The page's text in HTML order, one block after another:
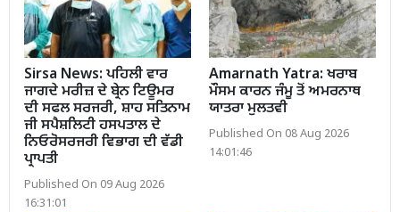
Sirsa News: ਪਹਿਲੀ ਵਾਰ
ਜਾਗਦੇ ਮਰੀਜ਼ ਦੇ ਬ੍ਰੇਨ ਟਿਊਮਰ
ਦੀ ਸਫਲ ਸਰਜਰੀ, ਸ਼ਾਹ ਸਤਿਨਾਮ
ਜੀ ਸਪੈਸ਼ਲਿਟੀ ਹਸਪਤਾਲ ਦੇ
ਨਿਓਰੋਸਰਜਰੀ ਵਿਭਾਗ ਦੀ ਵੱਡੀ
ਪ੍ਰਾਪਤੀ
Published On 09 Aug 2026
16:31:01
Amarnath Yatra: ਖਰਾਬ
ਮੌਸਮ ਕਾਰਨ ਜੰਮੂ ਤੋਂ ਅਮਰਨਾਥ
ਯਾਤਰਾ ਮੁਲਤਵੀ
Published On 08 Aug 2026
14:01:46